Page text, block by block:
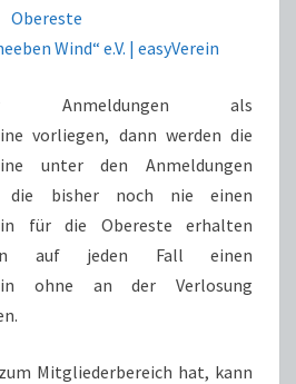
Obereste
Wind“ e.V. | easyVerein
Anmeldungen als
vorliegen, dann werden die
unter den Anmeldungen
die bisher noch nie einen
für die Obereste erhalten
auf jeden Fall einen
ohne an der Verlosung
Mitgliederbereich hat, kann